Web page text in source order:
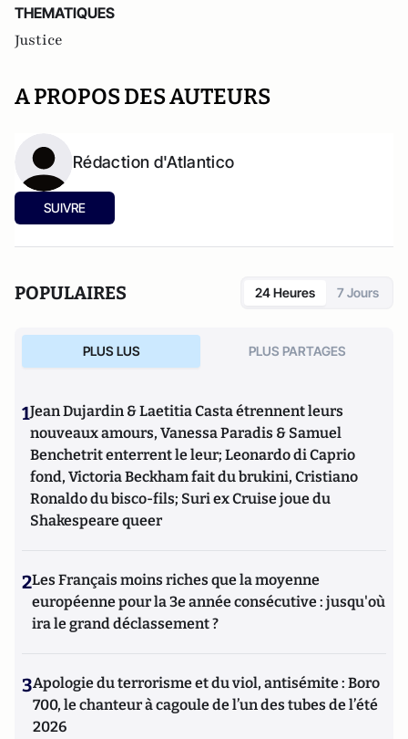
THEMATIQUES
Justice
A PROPOS DES AUTEURS
Rédaction d'Atlantico
SUIVRE
POPULAIRES 24 Heures 7 Jours
PLUS LUS PLUS PARTAGES
1Jean Dujardin & Laetitia Casta étrennent leurs
nouveaux amours, Vanessa Paradis & Samuel
Benchetrit enterrent le leur; Leonardo di Caprio
fond, Victoria Beckham fait du brukini, Cristiano
Ronaldo du bisco-fils; Suri ex Cruise joue du
Shakespeare queer
2Les Français moins riches que la moyenne
européenne pour la 3e année consécutive : jusqu'où
ira le grand déclassement ?
3Apologie du terrorisme et du viol, antisémite : Boro
700, le chanteur à cagoule de l’un des tubes de l’été
2026